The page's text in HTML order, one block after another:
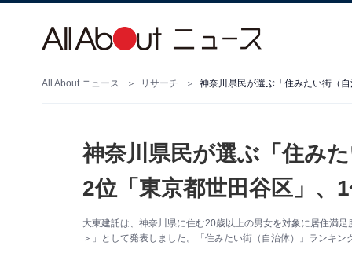
All About ニュース リサーチ 神奈川県民が選ぶ「住みたい街（
神奈川県民が選ぶ「住み
2位「東京都世田谷区」、
大東建託は、神奈川県に住む20歳以上の男女を対象に居住満
＞」として発表しました。「住みたい街（自治体）」ランキ